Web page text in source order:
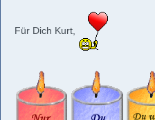
Für Dich Kurt,